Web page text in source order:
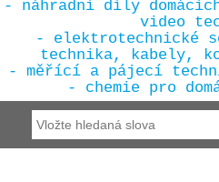
- náhradní díly
video
- elektrotechnické
technika, kabely,
- měřící a pájecí
- chemie pro